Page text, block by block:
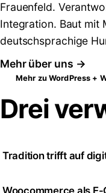
Frauenfeld.
Integration. Baut mit
deutschsprachige
Mehr über uns →
Mehr zu WordPress +
Drei
Tradition trifft auf
Woocommerce als